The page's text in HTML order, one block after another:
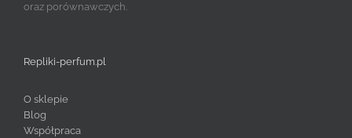
oraz porównawczych.
Repliki-perfum.pl
O sklepie
Blog
Współpraca